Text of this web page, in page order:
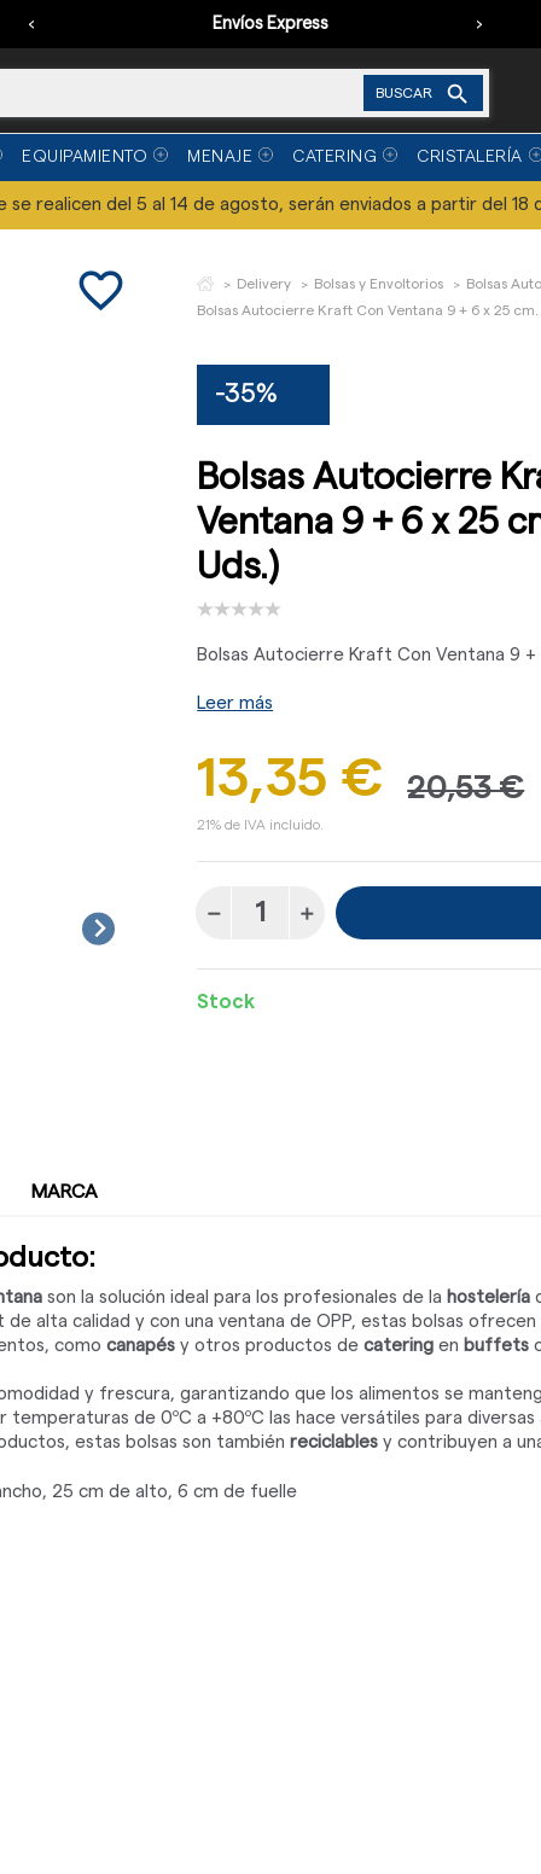
Envíos Express
‹ ›
BUSCAR 
EQUIPAMIENTO MENAJE CATERING CRISTALERÍA
se realicen del 5 al 14 de agosto, serán enviados a partir del
favorite_border Delivery Bolsas y Envoltorios
Bolsas
Bolsas Autocierre Kraft Con Ventana 9 + 6 x 25 cm.
-35%
Bolsas Autocierre
Ventana 9 + 6 x 25
Uds.)
Bolsas Autocierre Kraft Con Ventana 9 +
Leer más
13,35 € 20,53 €
21% de IVA incluido.
Stock
MARCA
son la solución ideal para los profesionales de la hostelería
de alta calidad y con una ventana de OPP, estas bolsas
como canapésy otros productos de cateringen buffets
y frescura, garantizando que los alimentos se
temperaturas de 0ºC a +80ºC las hace versátiles para
estas bolsas son también reciclablesy contribuyen a
25 cm de alto, 6 cm de fuelle